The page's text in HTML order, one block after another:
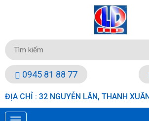
0945 81 88 77
ĐỊA CHỈ : 32 NGUYỄN LÂN, THANH